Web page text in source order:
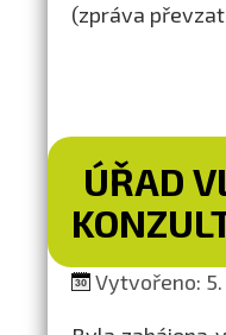
(zpráva
ÚŘAD
Vytvořeno: 5.